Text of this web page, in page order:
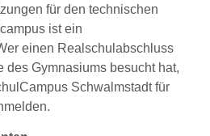
für den technischen
ist ein
einen Realschulabschluss
des Gymnasiums besucht hat,
Schwalmstadt für